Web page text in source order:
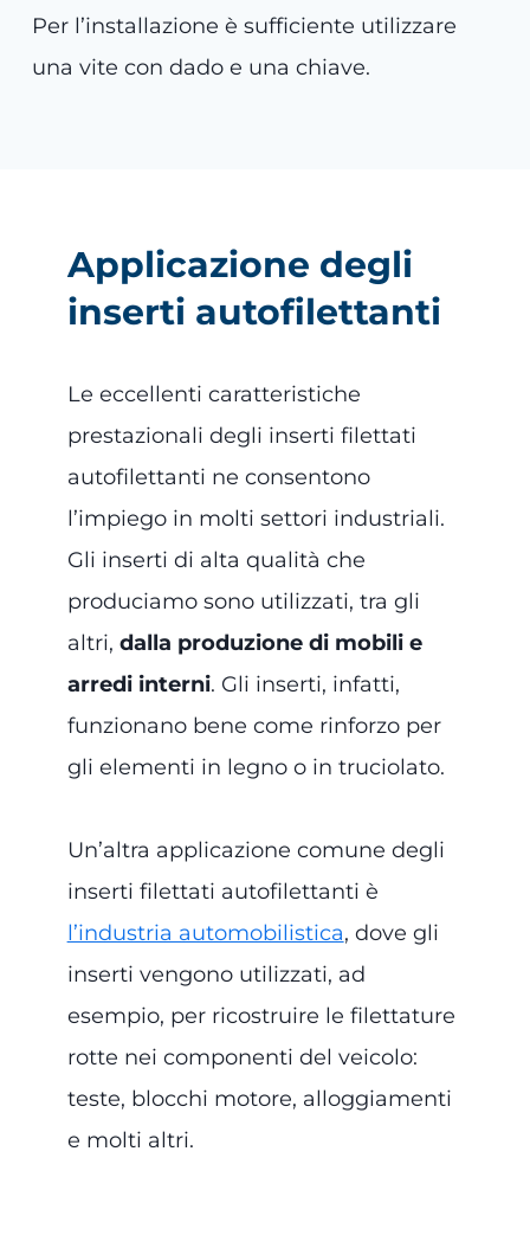
Per l’installazione è sufficiente utilizzare
una vite con dado e una chiave.
Applicazione degli
inserti autofilettanti
Le eccellenti caratteristiche
prestazionali degli inserti filettati
autofilettanti ne consentono
l’impiego in molti settori industriali.
Gli inserti di alta qualità che
produciamo sono utilizzati, tra gli
altri, dalla produzione di mobili e
arredi interni. Gli inserti, infatti,
funzionano bene come rinforzo per
gli elementi in legno o in truciolato.
Un’altra applicazione comune degli
inserti filettati autofilettanti è
l’industria automobilistica, dove gli
inserti vengono utilizzati, ad
esempio, per ricostruire le filettature
rotte nei componenti del veicolo:
teste, blocchi motore, alloggiamenti
e molti altri.